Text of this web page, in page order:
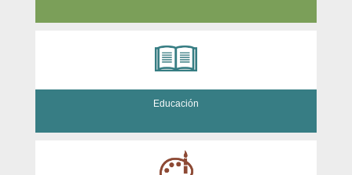
Educación